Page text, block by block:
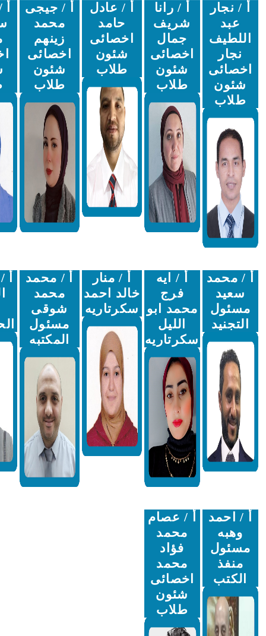
أ / رانا
شريف
جمال
اخصائى
شئون
طلاب
أ / عادل
حامد
اخصائى
شئون
طلاب
أ / جيجى
محمد
زينهم
اخصائى
شئون
طلاب
أ / بسمه
سعودى
محمد
اخصائى
شئون
طلاب
أ / ايه
فرج
محمد ابو
الليل
سكرتاريه
أ / منار
خالد احمد
سكرتاريه
أ / محمد
محمد
شوقى
مسئول
المكتبه
أ / شروق
العطار
اداره
الحسابات
أ / عصام
محمد
فؤاد
محمد
اخصائى
شئون
طلاب